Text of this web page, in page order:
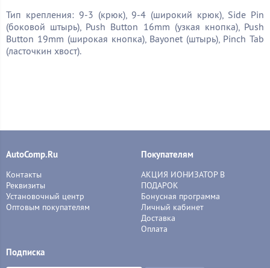
Тип крепления: 9-3 (крюк), 9-4 (широкий крюк), Side Pin
(боковой штырь), Push Button 16mm (узкая кнопка), Push
Button 19mm (широкая кнопка), Bayonet (штырь), Pinch Tab
(ласточкин хвост).
AutoComp.Ru
Контакты
Реквизиты
Установочный центр
Оптовым покупателям
Покупателям
АКЦИЯ ИОНИЗАТОР В
ПОДАРОК
Бонусная программа
Личный кабинет
Доставка
Оплата
Подписка